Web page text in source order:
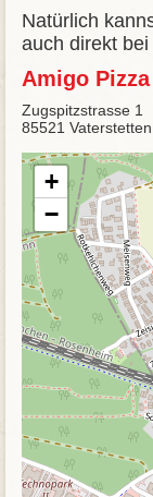
Natürlich
auch direkt
Amigo Pizza
Zugspitzstrasse 1
85521 Vaterstetten
+
−